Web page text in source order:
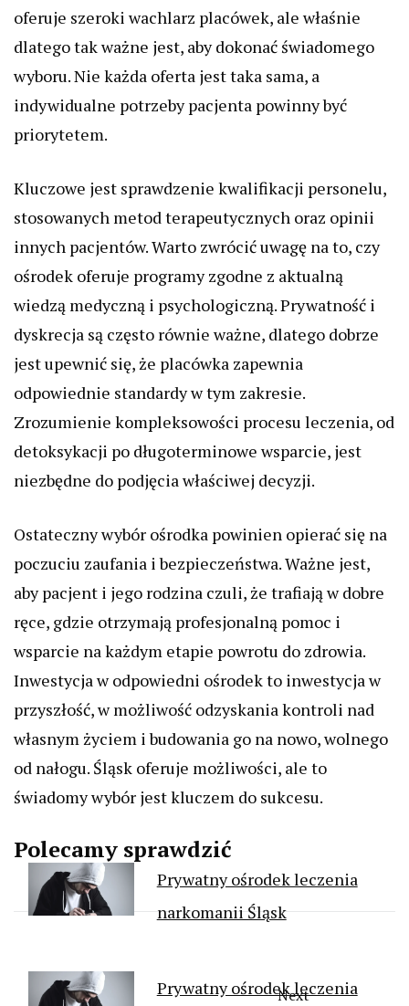
oferuje szeroki wachlarz placówek, ale właśnie
dlatego tak ważne jest, aby dokonać świadomego
wyboru. Nie każda oferta jest taka sama, a
indywidualne potrzeby pacjenta powinny być
priorytetem.
Kluczowe jest sprawdzenie kwalifikacji personelu,
stosowanych metod terapeutycznych oraz opinii
innych pacjentów. Warto zwrócić uwagę na to, czy
ośrodek oferuje programy zgodne z aktualną
wiedzą medyczną i psychologiczną. Prywatność i
dyskrecja są często równie ważne, dlatego dobrze
jest upewnić się, że placówka zapewnia
odpowiednie standardy w tym zakresie.
Zrozumienie kompleksowości procesu leczenia, od
detoksykacji po długoterminowe wsparcie, jest
niezbędne do podjęcia właściwej decyzji.
Ostateczny wybór ośrodka powinien opierać się na
poczuciu zaufania i bezpieczeństwa. Ważne jest,
aby pacjent i jego rodzina czuli, że trafiają w dobre
ręce, gdzie otrzymają profesjonalną pomoc i
wsparcie na każdym etapie powrotu do zdrowia.
Inwestycja w odpowiedni ośrodek to inwestycja w
przyszłość, w możliwość odzyskania kontroli nad
własnym życiem i budowania go na nowo, wolnego
od nałogu. Śląsk oferuje możliwości, ale to
świadomy wybór jest kluczem do sukcesu.
Polecamy sprawdzić
Prywatny ośrodek leczenia
narkomanii Śląsk
Prywatny ośrodek leczenia
Next